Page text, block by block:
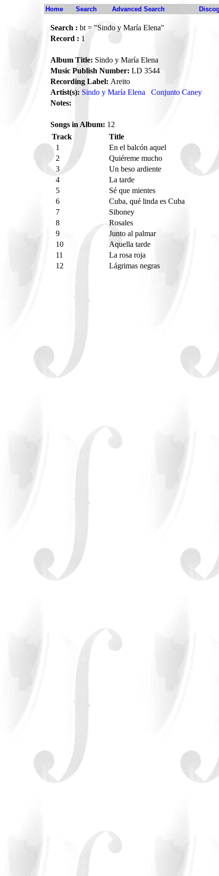
Home Search Advanced Search
Search : bt = "Sindo y María Elena"
Record : 1
Album Title: Sindo y María Elena
Music Publish Number: LD 3544
Recording Label: Areito
Artist(s): Sindo y María Elena
Conjunto Caney
Notes:
Songs in Album: 12
Track
Title
1
En el balcón aquel
2
Quiéreme mucho
3
Un beso ardiente
4
La tarde
5
Sé que mientes
6
Cuba, qué linda es Cuba
7
Siboney
8
Rosales
9
Junto al palmar
10
Aquella tarde
11
La rosa roja
12
Lágrimas negras